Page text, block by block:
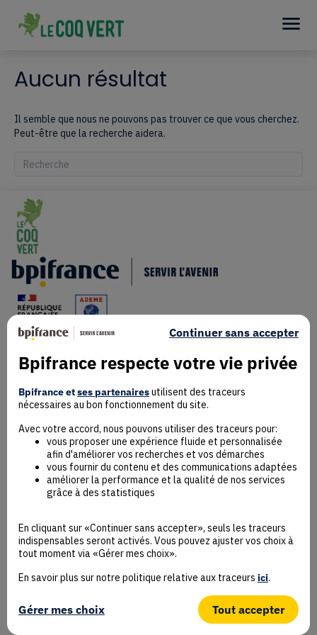
Aucun résultat
Il semble que nous ne pouvons pas trouver ce que vous cherchez.
Peut-être que la recherche aidera.
Mentions Légales
Données personnelles
Contact
Mentions Légales
CGU
Protection des données
Gestion des cookies
Bpifrance respecte votre vie privée
Bpifrance etses partenairesutilisent des traceurs
nécessaires au bon fonctionnement du site.
Avec votre accord, nous pouvons utiliser des traceurs pour:
vous proposer une expérience fluide et personnalisée
afin d'améliorer vos recherches et vos démarches
vous fournir du contenu et des communications adaptées
améliorer la performance et la qualité de nos services
grâce à des statistiques
En cliquant sur «Continuer sans accepter», seuls les traceurs
indispensables seront activés. Vous pouvez ajuster vos choix à
tout moment via «Gérer mes choix».
En savoir plus sur notre politique relative aux traceurs ici.
Gérer mes choix
Continuer sans accepter
Tout accepter